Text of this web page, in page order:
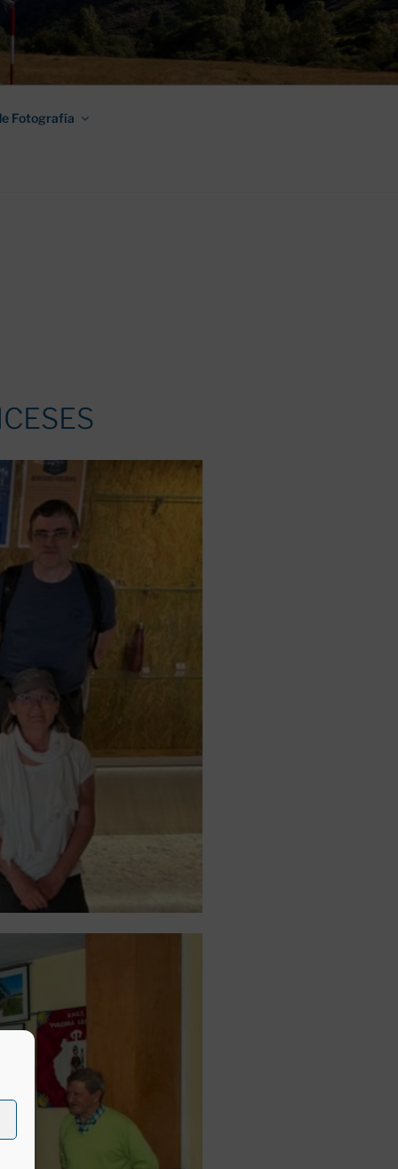
DE
Fotografía